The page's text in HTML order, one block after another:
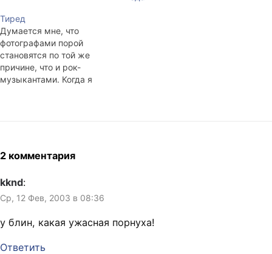
гуманитарным
образованием, то почему я
никогда не видел даже
упоминания о порнухе,
основанной на
пережёвывании
(своеобразном прочтении,
брать. Я…
Тиред
Думается мне, что
фотографами порой
становятся по той же
причине, что и рок-
музыкантами. Когда я
вертелся, то получил
вполне ясный ответ: чтобы
больше ебаться, чтобы
после концерта трахать
фанаток в гримёрке. Такая
2 комментария
kknd:
Ср, 12 Фев, 2003 в 08:36
у блин, какая ужасная порнуха!
Ответить